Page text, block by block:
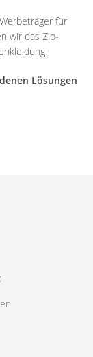
für
wir das Zip-
Lösungen